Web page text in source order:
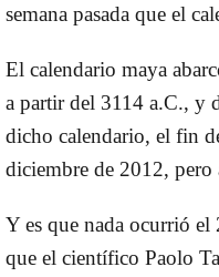
semana pasada que el
El calendario maya
a partir del 3114 a.C., y
dicho calendario, el fin
diciembre de 2012,
Y es que nada ocurrió
que el científico Paolo